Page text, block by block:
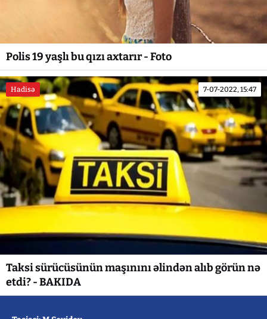
Polis 19 yaşlı bu qızı axtarır - Foto
Hadisə 7-07-2022, 15:47
Taksi sürücüsünün maşınını əlindən alıb görün nə
etdi? - BAKIDA